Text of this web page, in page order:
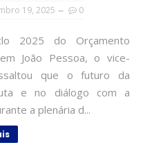
19, 2025 0
2025 do Orçamento
João Pessoa, o vice-
que o futuro da
e no diálogo com a
a plenária d...